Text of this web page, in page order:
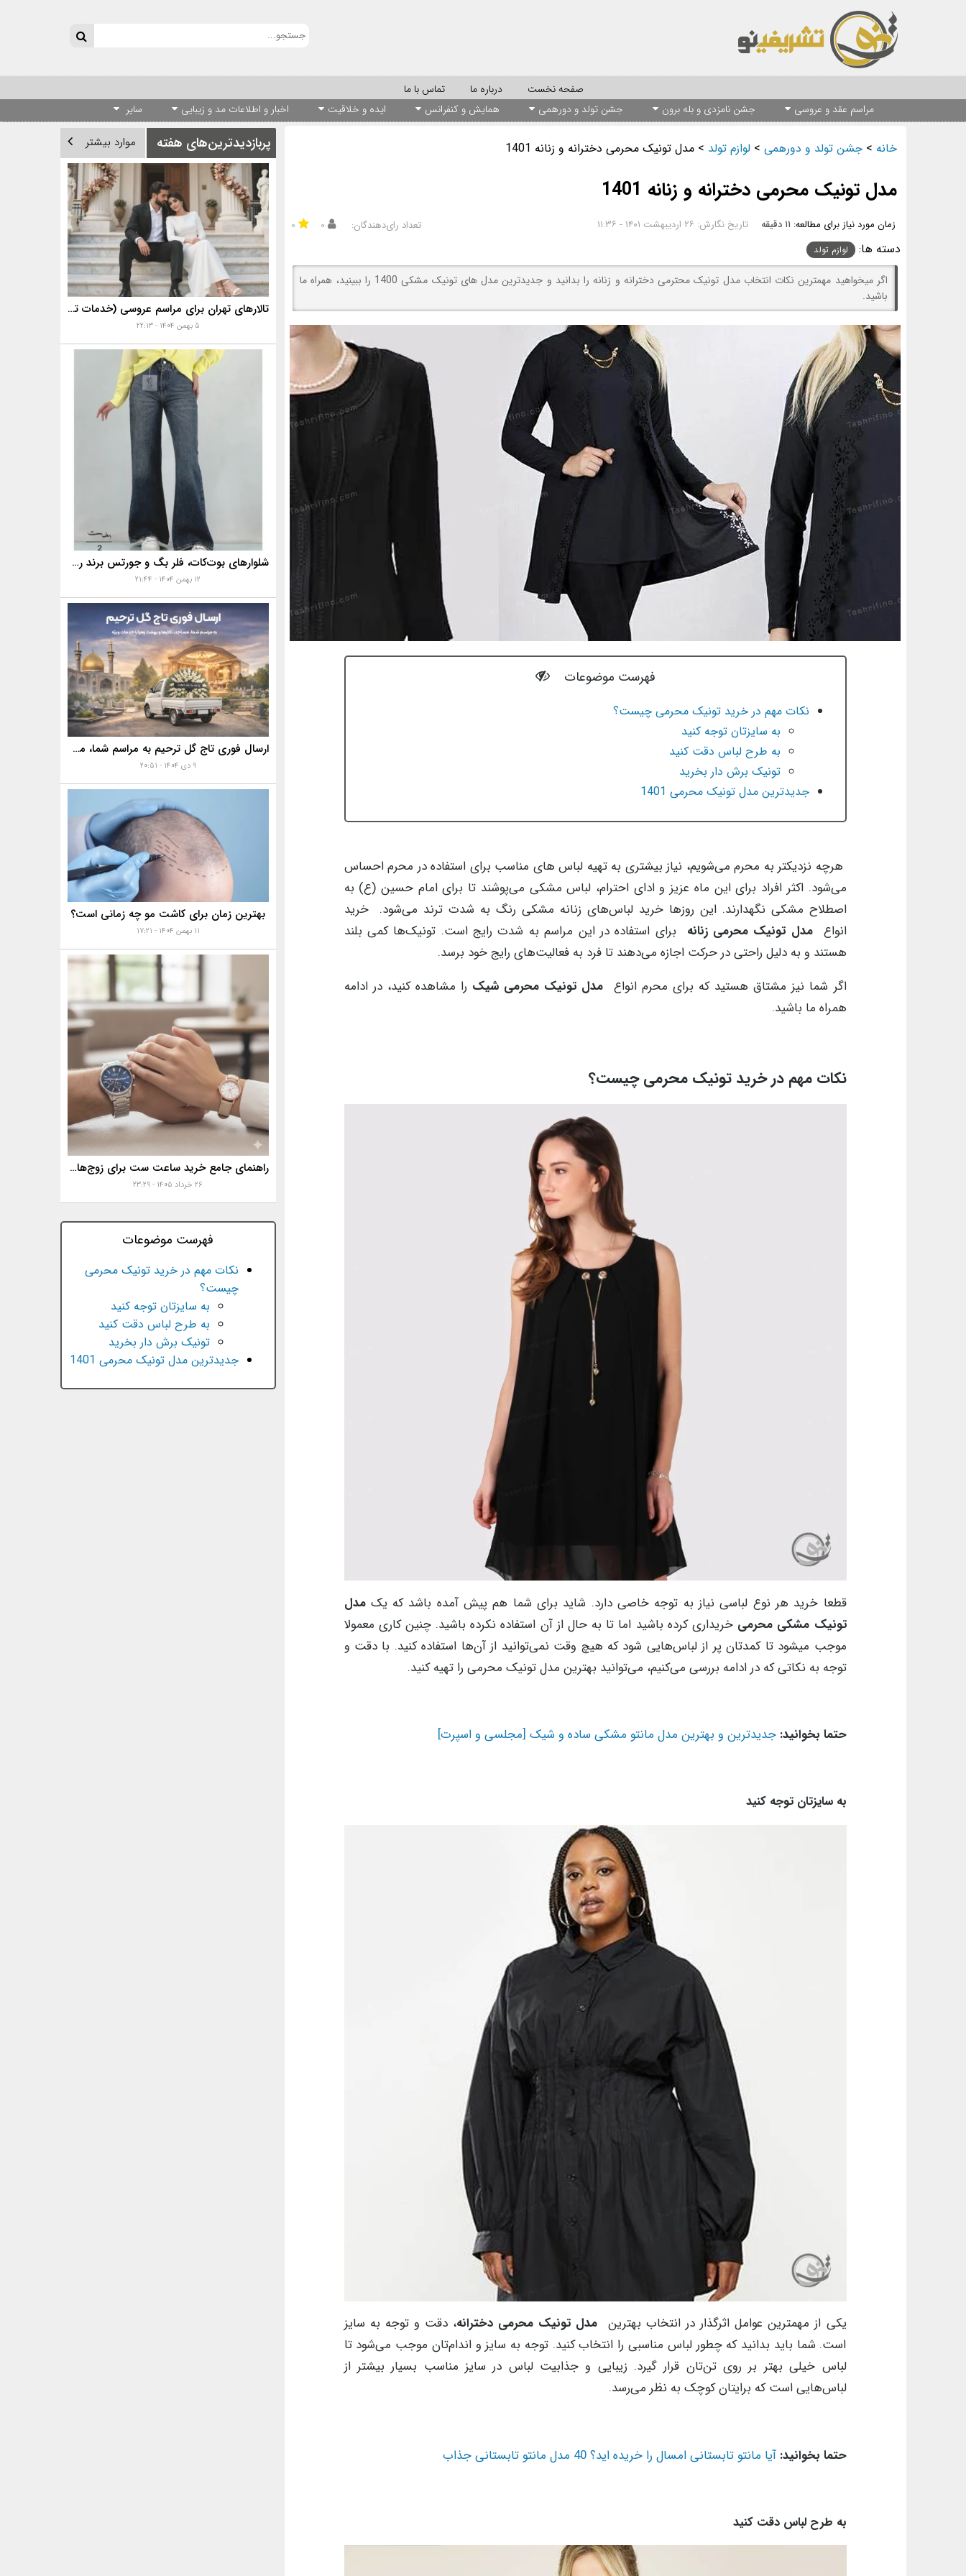
صفحه نخست درباره ما
تماس با ما
مراسم عقد و عروسی
جشن نامزدی و بله برون جشن تولد و دورهمی همایش و کنفرانس ایده و خلاقیت اخبار و اطلاعات مد و زیبایی سایر
خانه >جشن تولد و دورهمی > لوازم تولد >مدل تونیک محرمی دخترانه و زنانه 1401
مدل تونیک محرمی دخترانه و زنانه 1401
زمان مورد نیاز برای مطالعه: ۱۱ دقیقه تاریخ نگارش: ۲۶ اردیبهشت ۱۴۰۱ - ۱۱:۳۶ تعداد رای‌دهندگان: ۰ ۰
دسته ها: لوازم تولد
اگر میخواهید مهمترین نکات انتخاب مدل تونیک محترمی دخترانه و زنانه را بدانید و جدیدترین مدل های تونیک مشکی 1400 را ببینید، همراه ما
باشید.
فهرست موضوعات
نکات مهم در خرید تونیک محرمی چیست؟
به سایزتان توجه کنید
به طرح لباس دقت کنید
تونیک برش دار بخرید
جدیدترین مدل تونیک محرمی 1401
هرچه نزدیکتر به محرم می‌شویم، نیاز بیشتری به تهیه لباس های مناسب برای استفاده در محرم احساس
می‌شود. اکثر افراد برای این ماه عزیز و ادای احترام، لباس مشکی می‌پوشند تا برای امام حسین (ع) به
اصطلاح مشکی نگهدارند. این روزها خرید لباس‌های زنانه مشکی رنگ به شدت ترند می‌شود. خرید
انواع مدل تونیک محرمی زنانه برای استفاده در این مراسم به شدت رایج است. تونیک‌ها کمی بلند
هستند و به دلیل راحتی در حرکت اجازه می‌دهند تا فرد به فعالیت‌های رایج خود برسد.
اگر شما نیز مشتاق هستید که برای محرم انواع مدل تونیک محرمی شیک را مشاهده کنید، در ادامه
همراه ما باشید.
نکات مهم در خرید تونیک محرمی چیست؟
قطعا خرید هر نوع لباسی نیاز به توجه خاصی دارد. شاید برای شما هم پیش آمده باشد که یکمدل
تونیک مشکی محرمی خریداری کرده باشید اما تا به حال از آن استفاده نکرده باشید. چنین کاری معمولا
موجب میشود تا کمدتان پر از لباس‌هایی شود که هیچ وقت نمی‌توانید از آن‌ها استفاده کنید. با دقت و
توجه به نکاتی که در ادامه بررسی می‌کنیم، می‌توانید بهترین مدل تونیک محرمی را تهیه کنید.
حتما بخوانید:جدیدترین و بهترین مدل مانتو مشکی ساده و شیک [مجلسی و اسپرت]
به سایزتان توجه کنید
یکی از مهمترین عوامل اثرگذار در انتخاب بهترین مدل تونیک محرمی دخترانه، دقت و توجه به سایز
است. شما باید بدانید که چطور لباس مناسبی را انتخاب کنید. توجه به سایز و اندام‌تان موجب می‌شود تا
لباس خیلی بهتر بر روی تن‌تان قرار گیرد. زیبایی و جذابیت لباس در سایز مناسب بسیار بیشتر از
لباس‌هایی است که برایتان کوچک به نظر می‌رسد.
حتما بخوانید:آیا مانتو تابستانی امسال را خریده اید؟ 40 مدل مانتو تابستانی جذاب
به طرح لباس دقت کنید
پربازدیدترین‌های هفته موارد بیشتر
تالارهای تهران برای مراسم عروسی (خدمات تالارهای برتر)
۵ بهمن ۱۴۰۴ - ۲۲:۱۳
شلوارهای بوت‌کات، فلر بگ و جورتس برند رخت
۱۲ بهمن ۱۴۰۴ - ۲۱:۴۴
ارسال فوری تاج گل ترحیم به مراسم شما، مساجد، تالارها و بهشت زهرا با خدمات ویژه
۹ دی ۱۴۰۴ - ۲۰:۵۱
بهترین زمان برای کاشت مو چه زمانی است؟
۱۱ بهمن ۱۴۰۴ - ۱۷:۲۱
راهنمای جامع خرید ساعت ست برای زوج‌های موفق
۲۶ خرداد ۱۴۰۵ - ۲۳:۲۹
فهرست موضوعات
نکات مهم در خرید تونیک محرمی
چیست؟
به سایزتان توجه کنید
به طرح لباس دقت کنید
تونیک برش دار بخرید
جدیدترین مدل تونیک محرمی 1401